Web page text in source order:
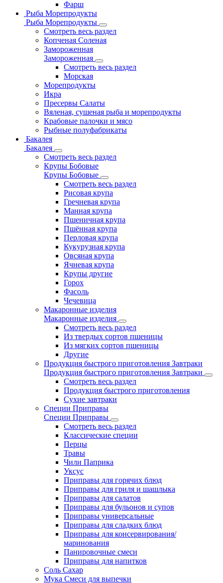
Фарш
Рыба Морепродукты
Рыба Морепродукты
Смотреть весь раздел
Копченая Соленая
Замороженная
Замороженная
Смотреть весь раздел
Морская
Морепродукты
Икра
Пресервы Салаты
Вяленая, сушеная рыба и морепродукты
Крабовые палочки и мясо
Рыбные полуфабрикаты
Бакалея
Бакалея
Смотреть весь раздел
Крупы Бобовые
Крупы Бобовые
Смотреть весь раздел
Рисовая крупа
Гречневая крупа
Манная крупа
Пшеничная крупа
Пшённая крупа
Перловая крупа
Кукурузная крупа
Овсяная крупа
Ячневая крупа
Крупы другие
Горох
Фасоль
Чечевица
Макаронные изделия
Макаронные изделия
Смотреть весь раздел
Из твердых сортов пшеницы
Из мягких сортов пшеницы
Другие
Продукция быстрого приготовления Завтраки
Продукция быстрого приготовления Завтраки
Смотреть весь раздел
Продукция быстрого приготовления
Сухие завтраки
Специи Приправы
Специи Приправы
Смотреть весь раздел
Классические специи
Перцы
Травы
Чили Паприка
Уксус
Приправы для горячих блюд
Приправы для гриля и шашлыка
Приправы для салатов
Приправы для бульонов и супов
Приправы универсальные
Приправы для сладких блюд
Приправы для консервирования/
маринования
Панировочные смеси
Приправы для напитков
Соль Сахар
Мука Смеси для выпечки